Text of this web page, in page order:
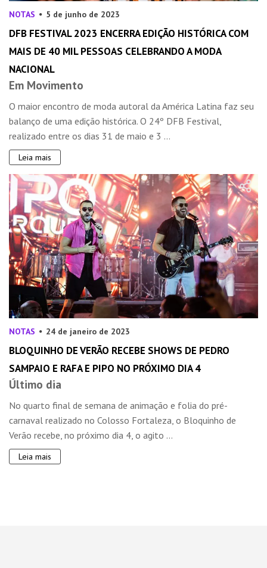
NOTAS 5 de junho de 2023
DFB FESTIVAL 2023 ENCERRA EDIÇÃO HISTÓRICA COM
MAIS DE 40 MIL PESSOAS CELEBRANDO A MODA
NACIONAL
Em Movimento
O maior encontro de moda autoral da América Latina faz seu
balanço de uma edição histórica. O 24º DFB Festival,
realizado entre os dias 31 de maio e 3 ...
Leia mais
NOTAS 24 de janeiro de 2023
BLOQUINHO DE VERÃO RECEBE SHOWS DE PEDRO
SAMPAIO E RAFA E PIPO NO PRÓXIMO DIA 4
Último dia
No quarto final de semana de animação e folia do pré-
carnaval realizado no Colosso Fortaleza, o Bloquinho de
Verão recebe, no próximo dia 4, o agito ...
Leia mais